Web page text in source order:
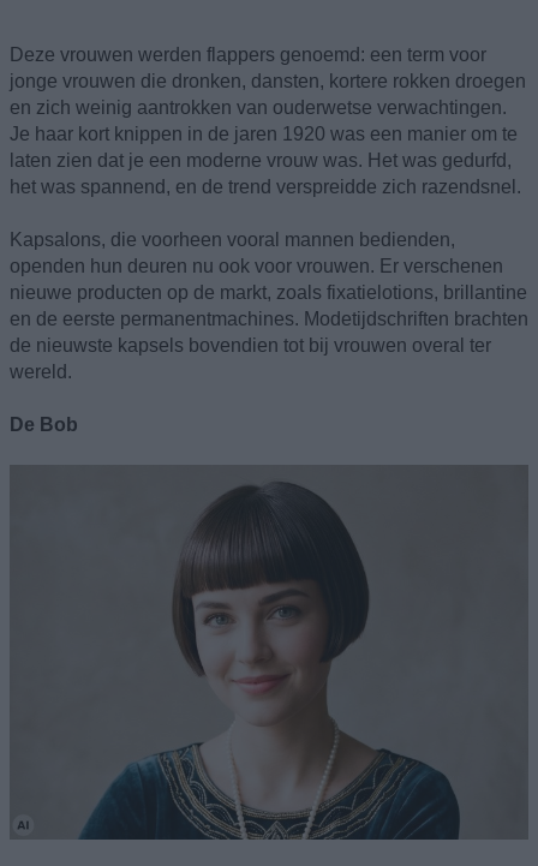
Deze vrouwen werden flappers genoemd: een term voor
jonge vrouwen die dronken, dansten, kortere rokken droegen
en zich weinig aantrokken van ouderwetse verwachtingen.
Je haar kort knippen in de jaren 1920 was een manier om te
laten zien dat je een moderne vrouw was. Het was gedurfd,
het was spannend, en de trend verspreidde zich razendsnel.
Kapsalons, die voorheen vooral mannen bedienden,
openden hun deuren nu ook voor vrouwen. Er verschenen
nieuwe producten op de markt, zoals fixatielotions, brillantine
en de eerste permanentmachines. Modetijdschriften brachten
de nieuwste kapsels bovendien tot bij vrouwen overal ter
wereld.
De Bob